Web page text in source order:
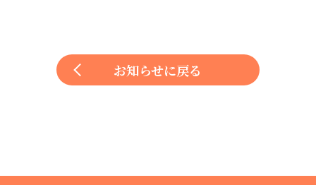
お知らせに戻る